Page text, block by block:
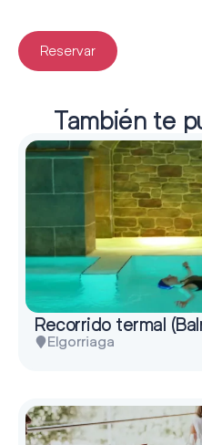
Reservar
También te
Recorrido termal
Elgorriaga